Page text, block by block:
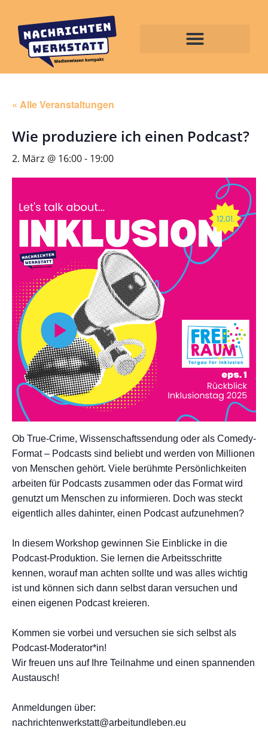
« Alle Veranstaltungen
Wie produziere ich einen Podcast?
2. März @ 16:00- 19:00
Ob True-Crime, Wissenschaftssendung oder als Comedy-
Format – Podcasts sind beliebt und werden von Millionen
von Menschen gehört. Viele berühmte Persönlichkeiten
arbeiten für Podcasts zusammen oder das Format wird
genutzt um Menschen zu informieren. Doch was steckt
eigentlich alles dahinter, einen Podcast aufzunehmen?
In diesem Workshop gewinnen Sie Einblicke in die
Podcast-Produktion. Sie lernen die Arbeitsschritte
kennen, worauf man achten sollte und was alles wichtig
ist und können sich dann selbst daran versuchen und
einen eigenen Podcast kreieren.
Kommen sie vorbei und versuchen sie sich selbst als
Podcast-Moderator*in!
Wir freuen uns auf Ihre Teilnahme und einen spannenden
Austausch!
Anmeldungen über:
nachrichtenwerkstatt@arbeitundleben.eu